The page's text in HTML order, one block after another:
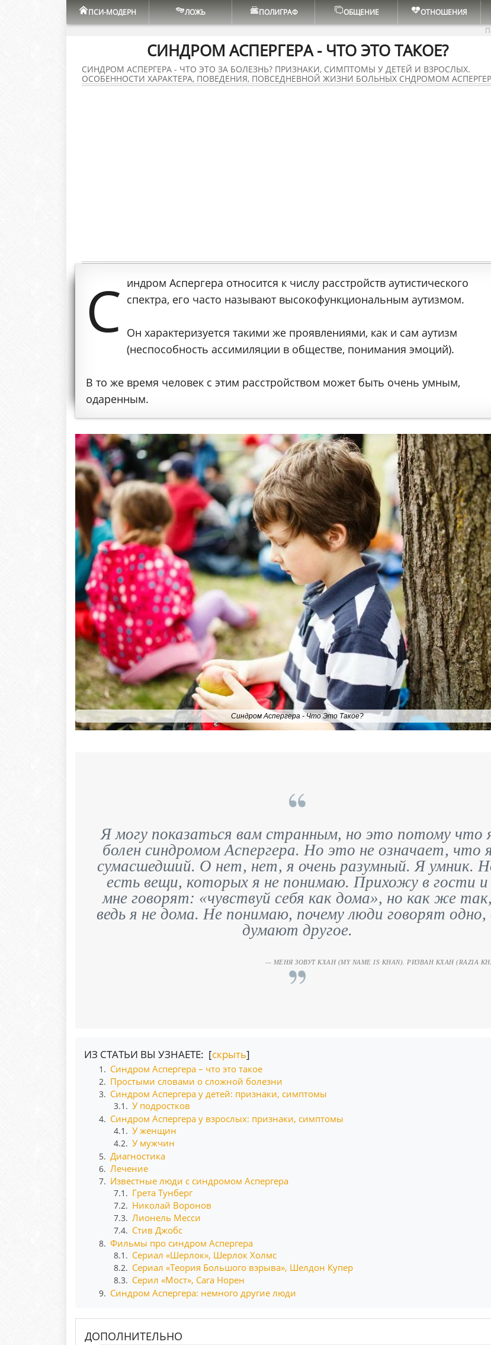
ПСИ-МОДЕРН ЛОЖЬ ПОЛИГРАФ ОБЩЕНИЕ ОТНОШЕНИЯ
СИНДРОМ АСПЕРГЕРА - ЧТО ЭТО ТАКОЕ?
СИНДРОМ АСПЕРГЕРА - ЧТО ЭТО ЗА БОЛЕЗНЬ? ПРИЗНАКИ, СИМПТОМЫ У ДЕТЕЙ И ВЗРОСЛЫХ.
ОСОБЕННОСТИ ХАРАКТЕРА, ПОВЕДЕНИЯ, ПОВСЕДНЕВНОЙ ЖИЗНИ БОЛЬНЫХ СНДРОМОМ
С индром Аспергера относится к числу расстройств аутистического
спектра, его часто называют высокофункциональным аутизмом.
Он характеризуется такими же проявлениями, как и сам аутизм
(неспособность ассимиляции в обществе, понимания эмоций).
В то же время человек с этим расстройством может быть очень умным,
одаренным.
Синдром Аспергера - Что Это Такое?
Я могу показаться вам странным, но это потому что
болен синдромом Аспергера. Но это не означает, что
сумасшедший. О нет, нет, я очень разумный. Я умник.
есть вещи, которых я не понимаю. Прихожу в гости и
мне говорят: «чувствуй себя как дома», но как же так,
ведь я не дома. Не понимаю, почему люди говорят одно,
думают другое.
МЕНЯ ЗОВУТ КХАН (MY NAME IS KHAN). РИЗВАН КХАН (RAZIA
ИЗ СТАТЬИ ВЫ УЗНАЕТЕ: [скрыть]
1. Синдром Аспергера – что это такое
2. Простыми словами о сложной болезни
3. Синдром Аспергера у детей: признаки, симптомы
3.1. У подростков
4. Синдром Аспергера у взрослых: признаки, симптомы
4.1. У женщин
4.2. У мужчин
5. Диагностика
6. Лечение
7. Известные люди с синдромом Аспергера
7.1. Грета Тунберг
7.2. Николай Воронов
7.3. Лионель Месси
7.4. Стив Джобс
8. Фильмы про синдром Аспергера
8.1. Сериал «Шерлок», Шерлок Холмс
8.2. Сериал «Теория Большого взрыва», Шелдон Купер
8.3. Серил «Мост», Сага Норен
9. Синдром Аспергера: немного другие люди
ДОПОЛНИТЕЛЬНО